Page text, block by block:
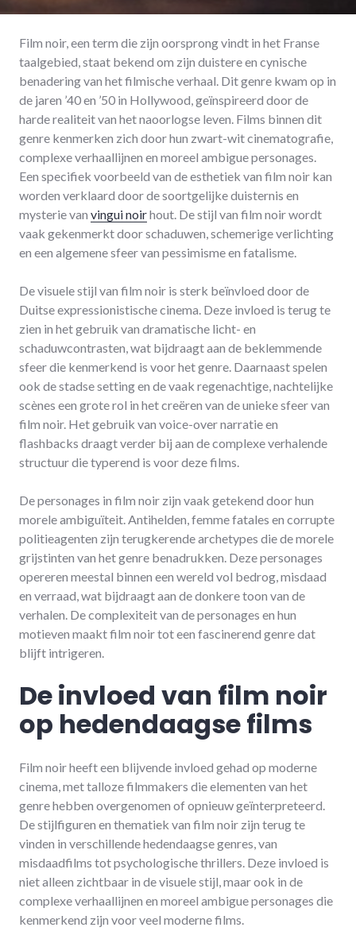
Film noir, een term die zijn oorsprong vindt in het Franse
taalgebied, staat bekend om zijn duistere en cynische
benadering van het filmische verhaal. Dit genre kwam op in
de jaren ’40 en ’50 in Hollywood, geïnspireerd door de
harde realiteit van het naoorlogse leven. Films binnen dit
genre kenmerken zich door hun zwart-wit cinematografie,
complexe verhaallijnen en moreel ambigue personages.
Een specifiek voorbeeld van de esthetiek van film noir kan
worden verklaard door de soortgelijke duisternis en
mysterie van vingui noirhout. De stijl van film noir wordt
vaak gekenmerkt door schaduwen, schemerige verlichting
en een algemene sfeer van pessimisme en fatalisme.
De visuele stijl van film noir is sterk beïnvloed door de
Duitse expressionistische cinema. Deze invloed is terug te
zien in het gebruik van dramatische licht- en
schaduwcontrasten, wat bijdraagt aan de beklemmende
sfeer die kenmerkend is voor het genre. Daarnaast spelen
ook de stadse setting en de vaak regenachtige, nachtelijke
scènes een grote rol in het creëren van de unieke sfeer van
film noir. Het gebruik van voice-over narratie en
flashbacks draagt verder bij aan de complexe verhalende
structuur die typerend is voor deze films.
De personages in film noir zijn vaak getekend door hun
morele ambiguïteit. Antihelden, femme fatales en corrupte
politieagenten zijn terugkerende archetypes die de morele
grijstinten van het genre benadrukken. Deze personages
opereren meestal binnen een wereld vol bedrog, misdaad
en verraad, wat bijdraagt aan de donkere toon van de
verhalen. De complexiteit van de personages en hun
motieven maakt film noir tot een fascinerend genre dat
blijft intrigeren.
De invloed van film noir
op hedendaagse films
Film noir heeft een blijvende invloed gehad op moderne
cinema, met talloze filmmakers die elementen van het
genre hebben overgenomen of opnieuw geïnterpreteerd.
De stijlfiguren en thematiek van film noir zijn terug te
vinden in verschillende hedendaagse genres, van
misdaadfilms tot psychologische thrillers. Deze invloed is
niet alleen zichtbaar in de visuele stijl, maar ook in de
complexe verhaallijnen en moreel ambigue personages die
kenmerkend zijn voor veel moderne films.